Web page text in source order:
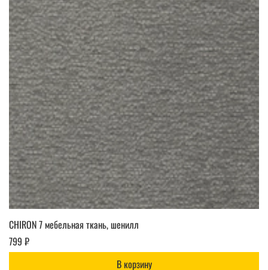
CHIRON 7 мебельная ткань, шенилл
799 ₽
В корзину